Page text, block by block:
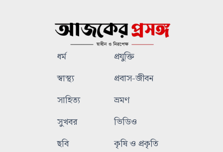
ধর্ম
প্রযুক্তি
স্বাস্থ্য
প্রবাস-জীবন
সাহিত্য
ভ্রমণ
সুখবর
ভিডিও
ছবি
কৃষি ও প্রকৃতি